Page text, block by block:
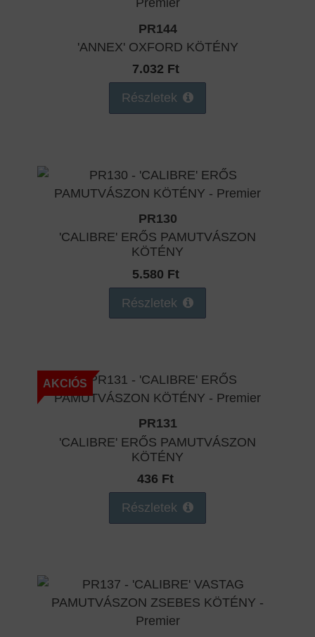
PR144
'ANNEX' OXFORD KÖTÉNY
7.032 Ft
Részletek
PR130
'CALIBRE' ERŐS PAMUTVÁSZON
KÖTÉNY
5.580 Ft
Részletek
AKCIÓS
PR131
'CALIBRE' ERŐS PAMUTVÁSZON
KÖTÉNY
436 Ft
Részletek